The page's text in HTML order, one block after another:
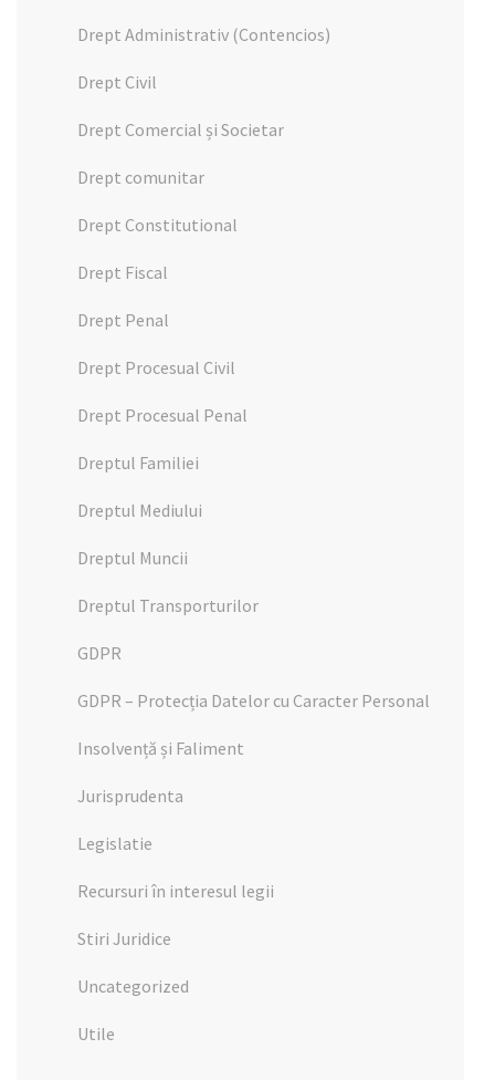
Drept Administrativ (Contencios)
Drept Civil
Drept Comercial și Societar
Drept comunitar
Drept Constitutional
Drept Fiscal
Drept Penal
Drept Procesual Civil
Drept Procesual Penal
Dreptul Familiei
Dreptul Mediului
Dreptul Muncii
Dreptul Transporturilor
GDPR
GDPR – Protecția Datelor cu Caracter Personal
Insolvență și Faliment
Jurisprudenta
Legislatie
Recursuri în interesul legii
Stiri Juridice
Uncategorized
Utile